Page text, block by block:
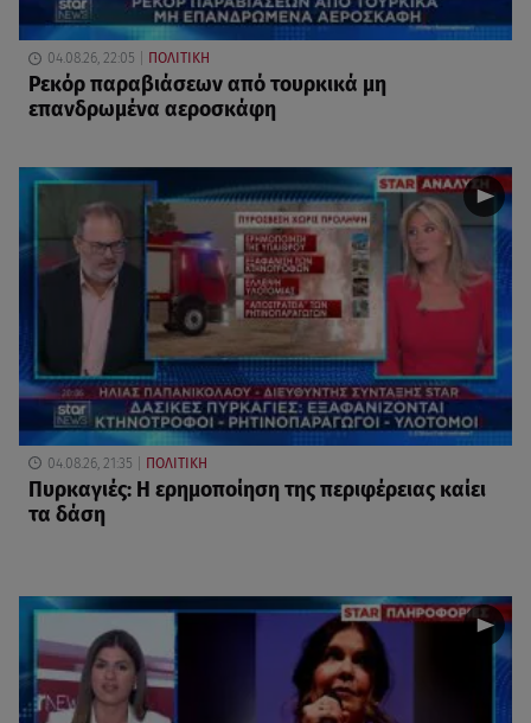
04.08.26, 22:05 ΠΟΛΙΤΙΚΗ
Ρεκόρ παραβιάσεων από τουρκικά μη
επανδρωμένα αεροσκάφη
04.08.26, 21:35 ΠΟΛΙΤΙΚΗ
Πυρκαγιές: Η ερημοποίηση της περιφέρειας καίει
τα δάση